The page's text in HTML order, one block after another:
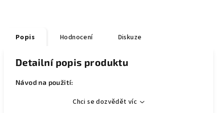
Popis Hodnocení Diskuze
Detailní popis produktu
Návod na použití:
Chci se dozvědět víc